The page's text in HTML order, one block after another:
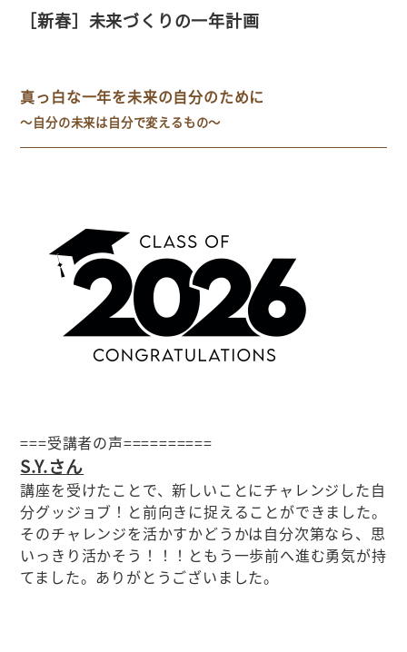
［新春］未来づくりの一年計画
真っ白な一年を未来の自分のために
～自分の未来は自分で変えるもの～
===受講者の声==========
S.Y.さん
講座を受けたことで、新しいことにチャレンジした自
分グッジョブ！と前向きに捉えることができました。
そのチャレンジを活かすかどうかは自分次第なら、思
いっきり活かそう！！！ともう一歩前へ進む勇気が持
てました。ありがとうございました。